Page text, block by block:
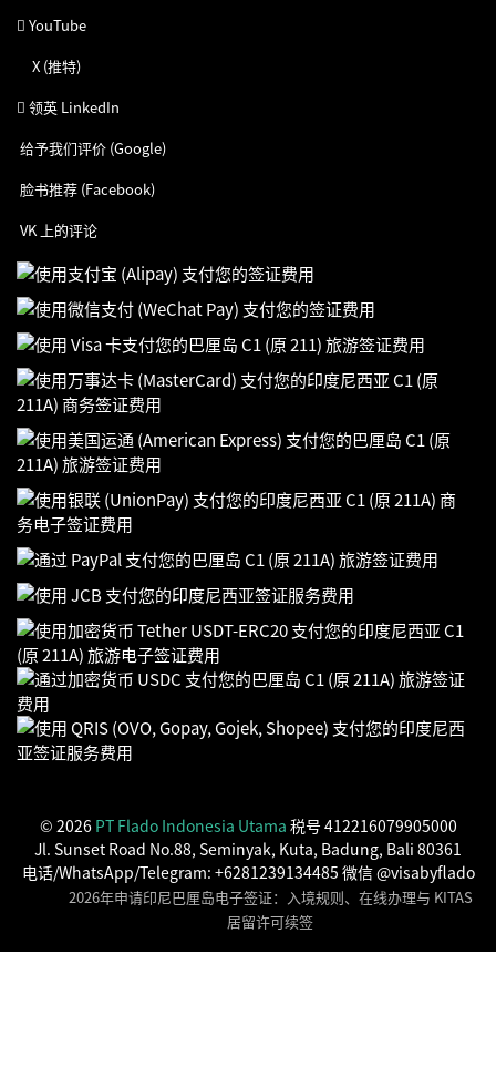
YouTube
X (推特)
领英 LinkedIn
给予我们评价 (Google)
脸书推荐 (Facebook)
VK 上的评论
© 2026 PT Flado Indonesia Utama 税号 412216079905000
Jl. Sunset Road No.88, Seminyak, Kuta, Badung, Bali 80361
电话/WhatsApp/Telegram: +6281239134485 微信 @visabyflado
2026年申请印尼巴厘岛电子签证：入境规则、在线办理与 KITAS
居留许可续签